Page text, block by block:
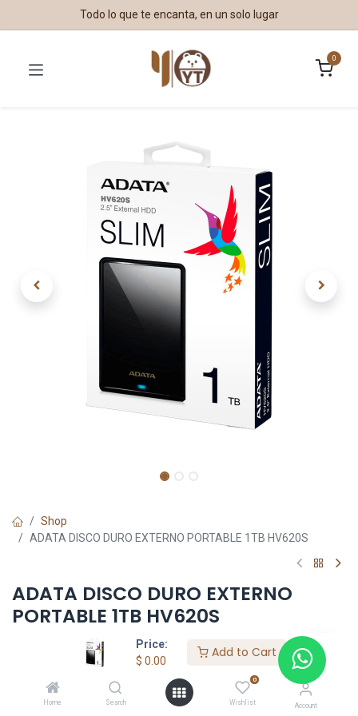
Price:
$ 0.00
Add to Cart
Home Search
0
Wishlist Account
Todo lo que te encanta, en un solo lugar
0
Shop
ADATA DISCO DURO EXTERNO PORTABLE 1TB HV620S
ADATA DISCO DURO EXTERNO
PORTABLE 1TB HV620S
HKSEXPRESS